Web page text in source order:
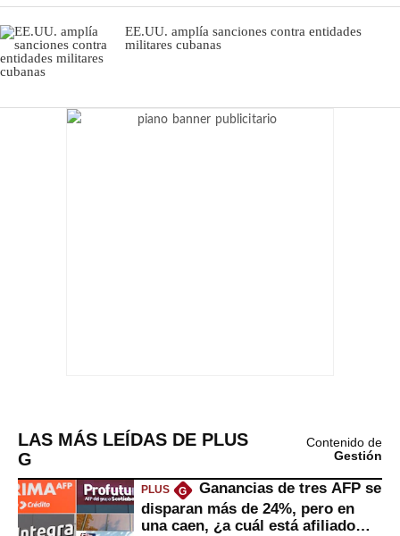
EE.UU. amplía sanciones contra entidades
militares cubanas
LAS MÁS LEÍDAS DE PLUS
G
Contenido de
Gestión
PLUS G
Ganancias de tres AFP se
disparan más de 24%, pero en
una caen, ¿a cuál está afiliado